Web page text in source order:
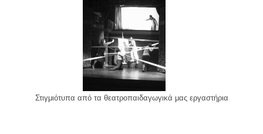
Στιγμιότυπα από τα θεατροπαιδαγωγικά μας εργαστήρια